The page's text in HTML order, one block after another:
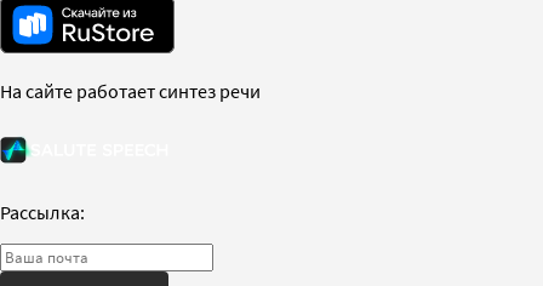
На сайте работает синтез речи
Рассылка: